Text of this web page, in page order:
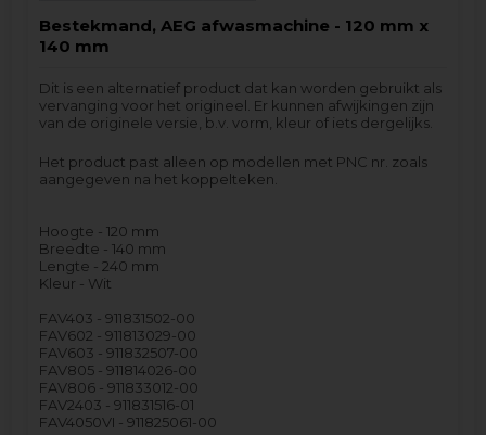
Bestekmand, AEG afwasmachine - 120 mm x
140 mm
Dit is een alternatief product dat kan worden gebruikt als
vervanging voor het origineel. Er kunnen afwijkingen zijn
van de originele versie, b.v. vorm, kleur of iets dergelijks.
Het product past alleen op modellen met PNC nr. zoals
aangegeven na het koppelteken.
Hoogte - 120 mm
Breedte - 140 mm
Lengte - 240 mm
Kleur - Wit
FAV403 - 911831502-00
FAV602 - 911813029-00
FAV603 - 911832507-00
FAV805 - 911814026-00
FAV806 - 911833012-00
FAV2403 - 911831516-01
FAV4050VI - 911825061-00